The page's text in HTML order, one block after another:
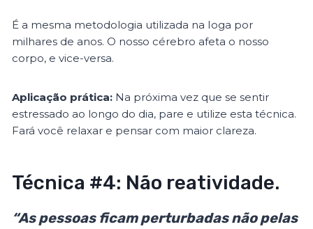
É a mesma metodologia utilizada na Ioga por
milhares de anos. O nosso cérebro afeta o nosso
corpo, e vice-versa.
Aplicação prática: Na próxima vez que se sentir
estressado ao longo do dia, pare e utilize esta técnica.
Fará você relaxar e pensar com maior clareza.
Técnica #4: Não reatividade.
“As pessoas ficam perturbadas não pelas